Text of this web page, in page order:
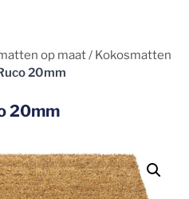
op maat/ Kokosmatten
20mm
20mm